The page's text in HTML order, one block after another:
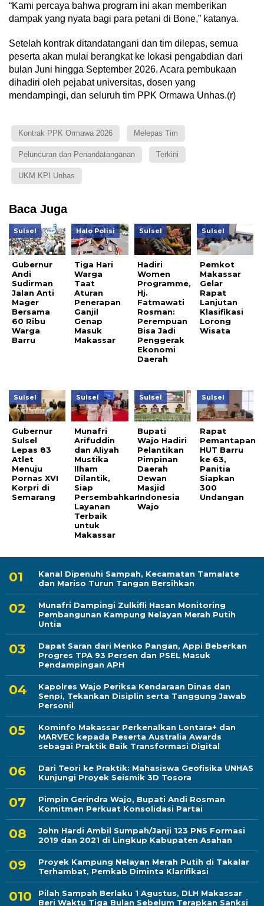
“Kami percaya bahwa program ini akan memberikan
dampak yang nyata bagi para petani di Bone,” katanya.
Setelah kontrak ditandatangani dan tim dilepas, semua
peserta akan mulai berangkat ke lokasi pengabdian dari
bulan Juni hingga September 2026. Acara pembukaan
dihadiri oleh pejabat universitas, dosen yang
mendampingi, dan seluruh tim PPK Ormawa Unhas.(r)
Kontrak PPK Ormawa 2026 Melepas Tim
Peluncuran dan Penandatanganan Terkini
UKM KPI Unhas
Baca Juga
Sulsel
Gubernur
Andi
Sudirman
Jalan Anti
Mager
Bersama
60 Ribu
Warga
Barru
Halo Polisi
Tiga Hari
Warga
Taat
Aturan
Penerapan
Ganjil
Genap
Masuk
Makassar
Sulsel
Hadiri
Women
Programme,
Hj.
Fatmawati
Rosman:
Perempuan
Bisa Jadi
Penggerak
Ekonomi
Daerah
Sulsel
Pemkot
Makassar
Gelar
Rapat
Lanjutan
Klasifikasi
Lorong
Wisata
Sulsel
Gubernur
Sulsel
Lepas 83
Atlet
Menuju
Pornas XVI
Korpri di
Semarang
Sulsel
Munafri
Arifuddin
dan Aliyah
Mustika
Ilham
Dilantik,
Siap
Persembahkan
Layanan
Terbaik
untuk
Makassar
Sulsel
Bupati
Wajo Hadiri
Pelantikan
Pimpinan
Daerah
Dewan
Masjid
Indonesia
Wajo
Sulsel
Rapat
Pemantapan
HUT Barru
ke 63,
Panitia
Siapkan
300
Undangan
Kanal Dipenuhi Sampah, Kecamatan Tamalate
dan Mariso Turun Tangan Bersihkan
Munafri Dampingi Zulkifli Hasan Monitoring
Pembangunan Kampung Nelayan Merah Putih
Untia
Dapat Saran dari Menko Pangan, Appi Beberkan
Progres TPA 93 Persen dan PSEL Masuk
Pendampingan APH
Kapolres Wajo Periksa Kendaraan Dinas dan
Senpi, Tekankan Disiplin serta Tanggung Jawab
Personil
Kominfo Makassar Perkenalkan Lontara+ dan
MARVEC kepada Peserta Australia Awards
sebagai Praktik Baik Transformasi Digital
Dari Teori ke Praktik: Mahasiswa Geofisika UNHAS
Kunjungi Proyek Seismik 3D Tosora
Pimpin Gerindra Wajo, Bupati Andi Rosman
Komitmen Perkuat Konsolidasi Partai
John Hardi Ambil Sumpah/Janji 123 PNS Formasi
2019 dan 2021 di Lingkup Kabupaten Asahan
Proyek Kampung Nelayan Merah Putih di Takalar
Terhambat, Pemkab Diminta Klarifikasi
Pilah Sampah Berlaku 1 Agustus, DLH Makassar
Beri Waktu Tiga Bulan Sebelum Terapkan Sanksi